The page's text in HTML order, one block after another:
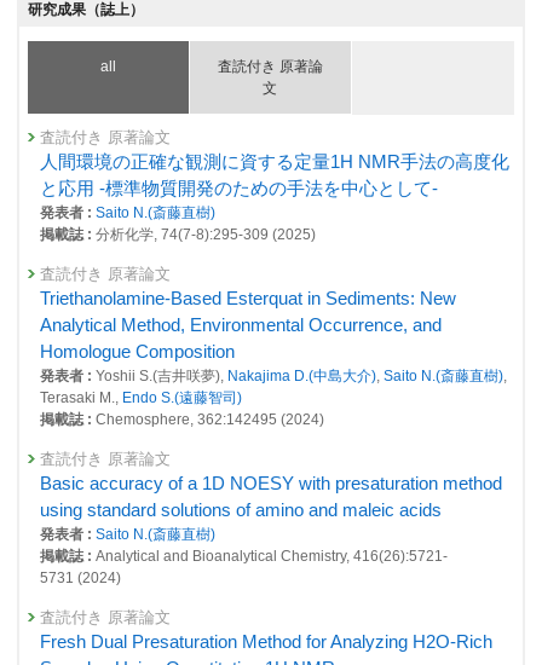
27076 : 高磁場MRI/NMRによる非侵襲ヒト健康影響評価法の開発と応用
27088 : ヒト尿の標的型定量的NMRメタボロミクスのための軽水消去デ
ュアルパルス照射法の拡張
2023年度
26612 : ヒト尿メタボロミクスのための古典的溶媒消去パルスを高度利用
したqNMRの開発
26705 : 環境研究推進のための基盤計測機器による分析・計測業務
26706 : 環境化学計測の高度化に関する研究
2022年度
26090 : ヒト尿メタボロミクスのための古典的溶媒消去パルスを高度利用
したqNMRの開発
26093 : 高磁場MRI/NMRによる非侵襲ヒト健康影響評価法の開発と応用
26172 : 環境研究推進のための基盤計測機器による分析・計測業務
26173 : 環境化学計測の高度化に関する研究
2021年度
25798 : 環境研究推進のための基盤計測機器による分析・計測業務
研究成果（誌上）
all
査読付き 原著論
文
査読付き 原著論文
人間環境の正確な観測に資する定量1H NMR手法の高度化
と応用 -標準物質開発のための手法を中心として-
発表者 : Saito N.(斎藤直樹)
掲載誌 : 分析化学, 74(7-8):295-309 (2025)
査読付き 原著論文
Triethanolamine-Based Esterquat in Sediments: New
Analytical Method, Environmental Occurrence, and
Homologue Composition
発表者 : Yoshii S.(吉井咲夢), Nakajima D.(中島大介), Saito N.(斎藤直樹),
Terasaki M., Endo S.(遠藤智司)
掲載誌 : Chemosphere, 362:142495 (2024)
査読付き 原著論文
Basic accuracy of a 1D NOESY with presaturation method
using standard solutions of amino and maleic acids
発表者 : Saito N.(斎藤直樹)
掲載誌 : Analytical and Bioanalytical Chemistry, 416(26):5721-
5731 (2024)
査読付き 原著論文
Fresh Dual Presaturation Method for Analyzing H2O-Rich